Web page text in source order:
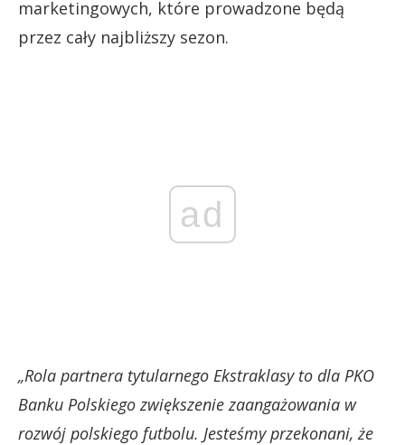
marketingowych, które prowadzone będą
przez cały najbliższy sezon.
ad
„Rola partnera tytularnego Ekstraklasy to dla PKO
Banku Polskiego zwiększenie zaangażowania w
rozwój polskiego futbolu. Jesteśmy przekonani, że